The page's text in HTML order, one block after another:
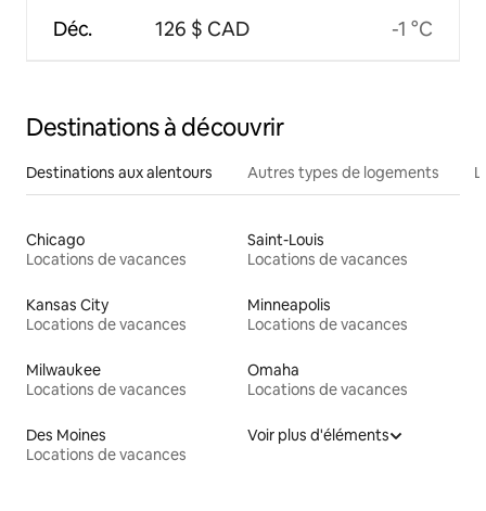
Déc. 126 $ CAD -1 °C
Destinations à découvrir
Destinations aux alentours Autres types de logements
Chicago
Locations de vacances
Saint-Louis
Locations de vacances
Kansas City
Locations de vacances
Minneapolis
Locations de vacances
Milwaukee
Locations de vacances
Omaha
Locations de vacances
Des Moines
Locations de vacances
Voir plus d'éléments